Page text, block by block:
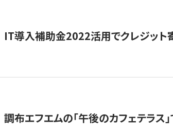
IT導入補助金2022活用でクレジット
調布エフエムの「午後のカフェテラス